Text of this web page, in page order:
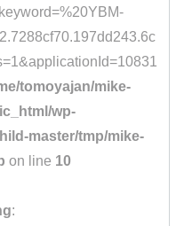
tomoyajan/mike-
wp-
master/tmp/mike-
on line 10
: